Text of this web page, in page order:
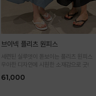
브이넥 플리츠 원피스
세련된 실루엣이 돋보이는 플리츠 원피스
우아한 디자인에 시원한 소재감으로 굿!
61,000